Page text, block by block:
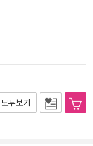
모두보기